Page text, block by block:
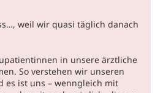
weil wir quasi täglich danach
in unsere ärztliche
So verstehen wir unseren
es ist uns – wenngleich mit